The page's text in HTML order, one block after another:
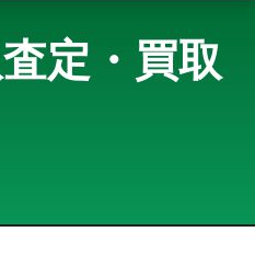
定・買取